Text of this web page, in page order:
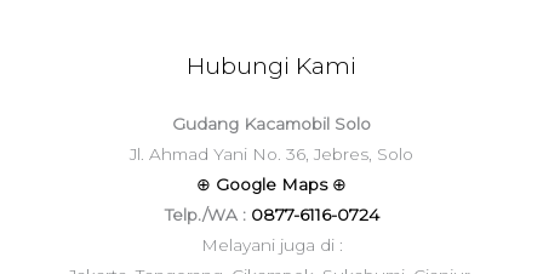
Hubungi Kami
Gudang Kacamobil Solo
Jl. Ahmad Yani No. 36, Jebres, Solo
⊕ Google Maps ⊕
Telp./WA : 0877-6116-0724
Melayani juga di :